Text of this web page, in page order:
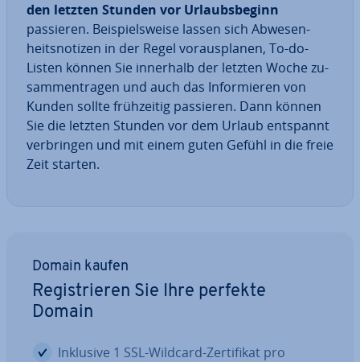
den letzten Stunden vor Ur­laubs­be­ginn
passieren. Bei­spiels­wei­se lassen sich Ab­we­sen­
heits­no­ti­zen in der Regel vor­aus­pla­nen, To-do-
Listen können Sie innerhalb der letzten Woche zu­
sam­men­tra­gen und auch das In­for­mie­ren von
Kunden sollte früh­zei­tig passieren. Dann können
Sie die letzten Stunden vor dem Urlaub entspannt
ver­brin­gen und mit einem guten Gefühl in die freie
Zeit starten.
Domain kaufen
Re­gis­trie­ren Sie Ihre perfekte
Domain
Inklusive 1 SSL-Wildcard-Zer­ti­fi­kat pro